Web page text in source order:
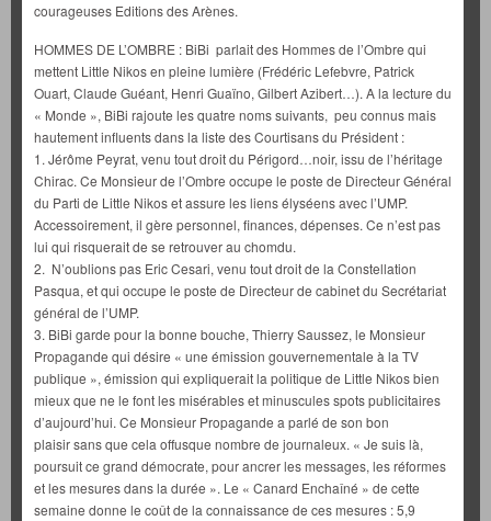
courageuses Editions des Arènes.
HOMMES DE L’OMBRE : BiBi parlait des Hommes de l’Ombre qui
mettent Little Nikos en pleine lumière (Frédéric Lefebvre, Patrick
Ouart, Claude Guéant, Henri Guaïno, Gilbert Azibert…). A la lecture du
« Monde », BiBi rajoute les quatre noms suivants, peu connus mais
hautement influents dans la liste des Courtisans du Président :
1. Jérôme Peyrat, venu tout droit du Périgord…noir, issu de l’héritage
Chirac. Ce Monsieur de l’Ombre occupe le poste de Directeur Général
du Parti de Little Nikos et assure les liens élyséens avec l’UMP.
Accessoirement, il gère personnel, finances, dépenses. Ce n’est pas
lui qui risquerait de se retrouver au chomdu.
2. N’oublions pas Eric Cesari, venu tout droit de la Constellation
Pasqua, et qui occupe le poste de Directeur de cabinet du Secrétariat
général de l’UMP.
3. BiBi garde pour la bonne bouche, Thierry Saussez, le Monsieur
Propagande qui désire « une émission gouvernementale à la TV
publique », émission qui expliquerait la politique de Little Nikos bien
mieux que ne le font les misérables et minuscules spots publicitaires
d’aujourd’hui. Ce Monsieur Propagande a parlé de son bon
plaisir sans que cela offusque nombre de journaleux. « Je suis là,
poursuit ce grand démocrate, pour ancrer les messages, les réformes
et les mesures dans la durée ». Le « Canard Enchaîné » de cette
semaine donne le coût de la connaissance de ces mesures : 5,9